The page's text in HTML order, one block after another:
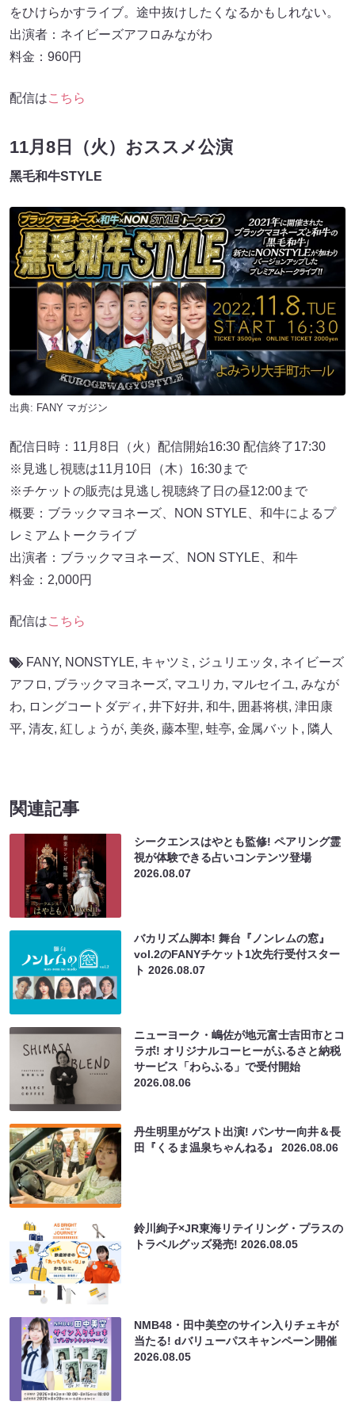
をひけらかすライブ。途中抜けしたくなるかもしれない。
出演者：ネイビーズアフロみながわ
料金：960円
配信はこちら
11月8日（火）おススメ公演
⿊⽑和⽜STYLE
出典: FANY マガジン
配信日時：11月8日（火）配信開始16:30 配信終了17:30
※見逃し視聴は11月10日（木）16:30まで
※チケットの販売は見逃し視聴終了日の昼12:00まで
概要：ブラックマヨネーズ、NON STYLE、和⽜によるプ
レミアムトークライブ
出演者：ブラックマヨネーズ、NON STYLE、和⽜
料金：2,000円
配信はこちら
FANY, NONSTYLE, キャツミ , ジュリエッタ , ネイビーズ
アフロ , ブラックマヨネーズ, マユリカ, マルセイユ, みなが
わ, ロングコートダディ , 井下好井, 和牛, 囲碁将棋, 津田康
平, 清友, 紅しょうが, 美炎, 藤本聖, 蛙亭, 金属バット , 隣人
関連記事
シークエンスはやとも監修! ペアリング霊
視が体験できる占いコンテンツ登場
2026.08.07
バカリズム脚本! 舞台『ノンレムの窓』
vol.2のFANYチケット1次先行受付スター
ト2026.08.07
ニューヨーク・嶋佐が地元富士吉田市とコ
ラボ! オリジナルコーヒーがふるさと納税
サービス「わらふる」で受付開始
2026.08.06
丹生明里がゲスト出演! パンサー向井＆長
田『くるま温泉ちゃんねる』2026.08.06
鈴川絢子×JR東海リテイリング・プラスの
トラベルグッズ発売!2026.08.05
NMB48・田中美空のサイン入りチェキが
当たる! dバリューパスキャンペーン開催
2026.08.05